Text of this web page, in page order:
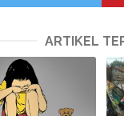
ARTIKEL